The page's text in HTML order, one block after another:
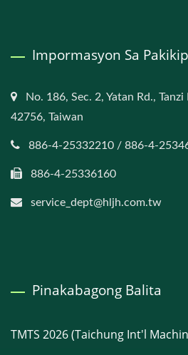
Impormasyon Sa
No. 186, Sec. 2, Yatan Rd.,
42756, Taiwan
886-4-25332210 / 886-4-
886-4-25336160
service_dept@hljh.com.tw
Pinakabagong Balita
TMTS 2026 (Taichung Int'l